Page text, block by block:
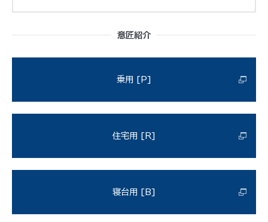
意匠紹介
乗用 [P]
住宅用 [R]
寝台用 [B]